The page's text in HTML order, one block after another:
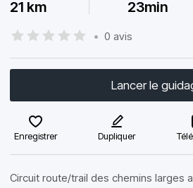
21 km 23min
• 0 avis
Lancer le
Enregistrer Dupliquer
Circuit route/trail des chemins larges